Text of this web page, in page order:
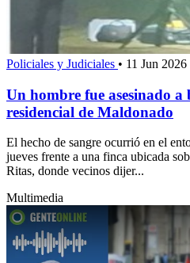
Policiales y Judiciales • 11 Jun 2026
Un hombre fue asesinado a
residencial de Maldonado
El hecho de sangre ocurrió en el
jueves frente a una finca ubicada
Ritas, donde vecinos dijer...
Multimedia